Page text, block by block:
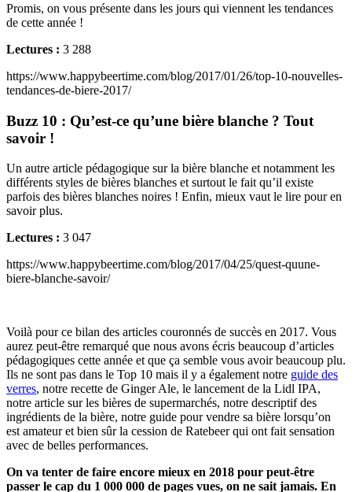
Promis, on vous présente dans les jours qui viennent les tendances
de cette année !
Lectures : 3 288
https://www.happybeertime.com/blog/2017/01/26/top-10-nouvelles-
tendances-de-biere-2017/
Buzz 10 : Qu’est-ce qu’une bière blanche ? Tout
savoir !
Un autre article pédagogique sur la bière blanche et notamment les
différents styles de bières blanches et surtout le fait qu’il existe
parfois des bières blanches noires ! Enfin, mieux vaut le lire pour en
savoir plus.
Lectures : 3 047
https://www.happybeertime.com/blog/2017/04/25/quest-quune-
biere-blanche-savoir/
Voilà pour ce bilan des articles couronnés de succès en 2017. Vous
aurez peut-être remarqué que nous avons écris beaucoup d’articles
pédagogiques cette année et que ça semble vous avoir beaucoup plu.
Ils ne sont pas dans le Top 10 mais il y a également notre guide des
verres, notre recette de Ginger Ale, le lancement de la Lidl IPA,
notre article sur les bières de supermarchés, notre descriptif des
ingrédients de la bière, notre guide pour vendre sa bière lorsqu’on
est amateur et bien sûr la cession de Ratebeer qui ont fait sensation
avec de belles performances.
On va tenter de faire encore mieux en 2018 pour peut-être
passer le cap du 1 000 000 de pages vues, on ne sait jamais. En